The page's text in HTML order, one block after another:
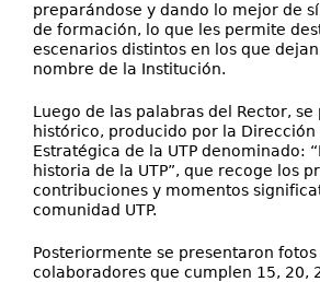
preparándose y dando lo mejor de
de formación, lo que les permite
escenarios distintos en los que dejan
nombre de la Institución.
Luego de las palabras del Rector,
histórico, producido por la
Estratégica de la UTP denominado:
historia de la UTP”, que recoge los
contribuciones y momentos
comunidad UTP.
Posteriormente se presentaron
colaboradores que cumplen 15, 20,